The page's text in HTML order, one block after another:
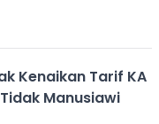
Kenaikan Tarif KA
Manusiawi